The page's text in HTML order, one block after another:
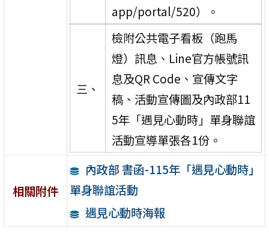
app/portal/520）。
三、
檢附公共電子看板（跑馬
燈）訊息、Line官方帳號訊
息及QR Code、宣傳文字
稿、活動宣傳圖及內政部11
5年「遇見心動時」單身聯誼
活動宣導單張各1份。
相關附件
內政部 書函-115年「遇見心動時」
單身聯誼活動
遇見心動時海報